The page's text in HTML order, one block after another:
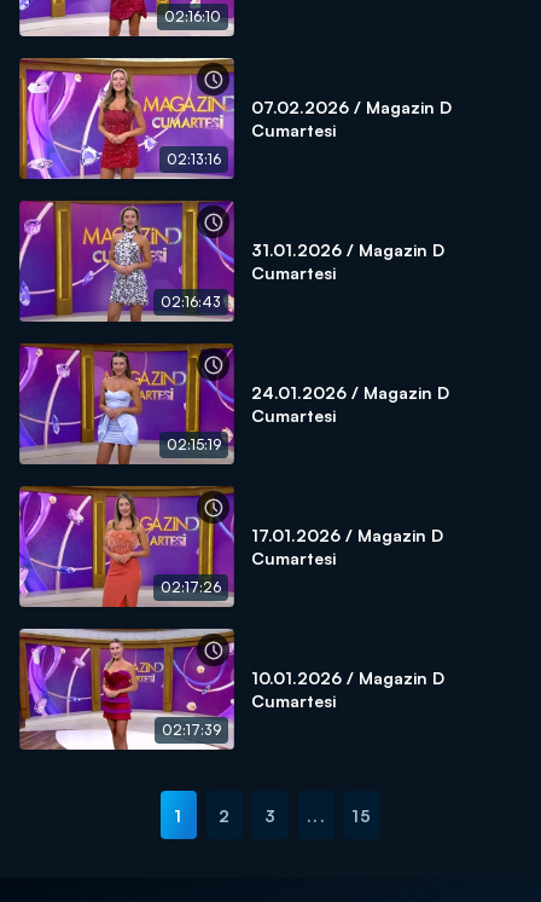
02:16:10
02:13:16
07.02.2026 / Magazin D
Cumartesi
02:16:43
31.01.2026 / Magazin D
Cumartesi
02:15:19
24.01.2026 / Magazin D
Cumartesi
02:17:26
17.01.2026 / Magazin D
Cumartesi
02:17:39
10.01.2026 / Magazin D
Cumartesi
1 2 3 ... 15